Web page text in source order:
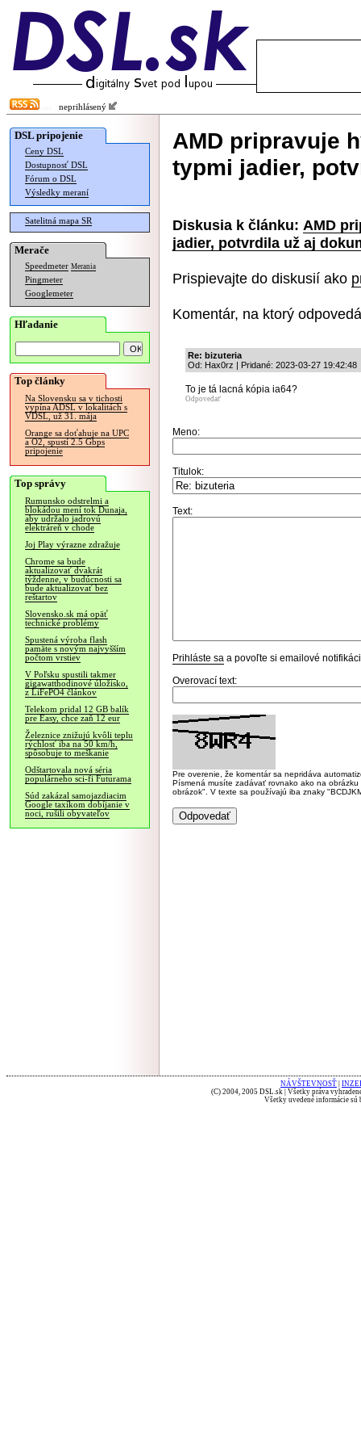
neprihlásený
DSL pripojenie
Ceny DSL
Dostupnosť DSL
Fórum o DSL
Výsledky meraní
Satelitná mapa SR
Merače
Speedmeter Merania
Pingmeter
Googlemeter
Hľadanie
Top články
Na Slovensku sa v tichosti
vypína ADSL v lokalitách s
VDSL, už 31. mája
Orange sa doťahuje na UPC
a O2, spustí 2.5 Gbps
pripojenie
Top správy
Rumunsko odstrelmi a
blokádou mení tok Dunaja,
aby udržalo jadrovú
elektráreň v chode
Joj Play výrazne zdražuje
Chrome sa bude
aktualizovať dvakrát
týždenne, v budúcnosti sa
bude aktualizovať bez
reštartov
Slovensko.sk má opäť
technické problémy
Spustená výroba flash
pamäte s novým najvyšším
počtom vrstiev
V Poľsku spustili takmer
gigawatthodinové úložisko,
z LiFePO4 článkov
Telekom pridal 12 GB balík
pre Easy, chce zaň 12 eur
Železnice znižujú kvôli teplu
rýchlosť iba na 50 km/h,
spôsobuje to meškanie
Odštartovala nová séria
populárneho sci-fi Futurama
Súd zakázal samojazdiacim
Google taxíkom dobíjanie v
noci, rušili obyvateľov
AMD pripravuje
typmi jadier,
Diskusia k článku: AMD
jadier, potvrdila už aj
Prispievajte do diskusií ako
Komentár, na ktorý
Re: bizuteria
Od: Hax0rz | Pridané: 2023-03-27 19:42:48
To je tá lacná kópia ia64?
Odpovedať
Meno:
Titulok:
Text:
Prihláste sa a povoľte si emailové
Overovací text:
Pre overenie, že komentár sa nepridáva
Písmená musíte zadávať rovnako ako na
obrázok". V texte sa používajú iba znaky
NÁVŠTEVNOSŤ
(C) 2004, 2005 DSL.sk | Všetky práva
Všetky uvedené informácie sú